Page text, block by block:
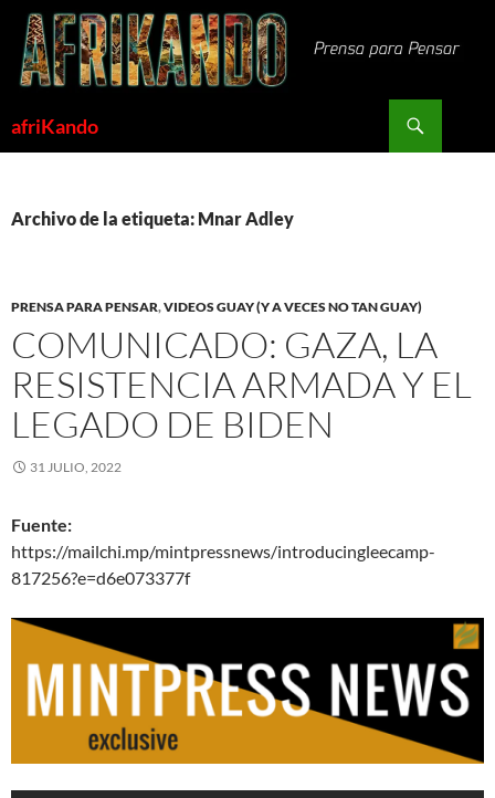
Saltar
contenido
afriKando
Archivo de la etiqueta: Mnar Adley
PRENSA PARA PENSAR,VIDEOS GUAY (Y A VECES NO TAN GUAY)
COMUNICADO: GAZA, LA
RESISTENCIA ARMADA Y EL
LEGADO DE BIDEN
31 JULIO, 2022
Fuente:
https://mailchi.mp/mintpressnews/introducingleecamp-
817256?e=d6e073377f